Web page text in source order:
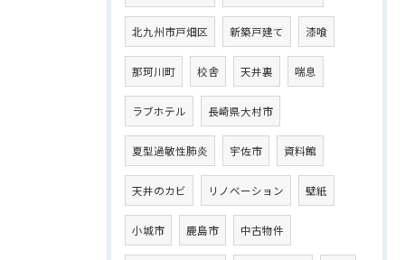
北九州市戸畑区 新築戸建て 漆喰
那珂川町 校舎 天井裏 喘息
ラブホテル 長崎県大村市
夏型過敏性肺炎 宇佐市 資料館
天井のカビ リノベーション 壁紙
小城市 鹿島市 中古物件